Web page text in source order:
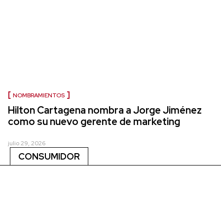
NOMBRAMIENTOS
Hilton Cartagena nombra a Jorge Jiménez
como su nuevo gerente de marketing
julio 29, 2026
CONSUMIDOR